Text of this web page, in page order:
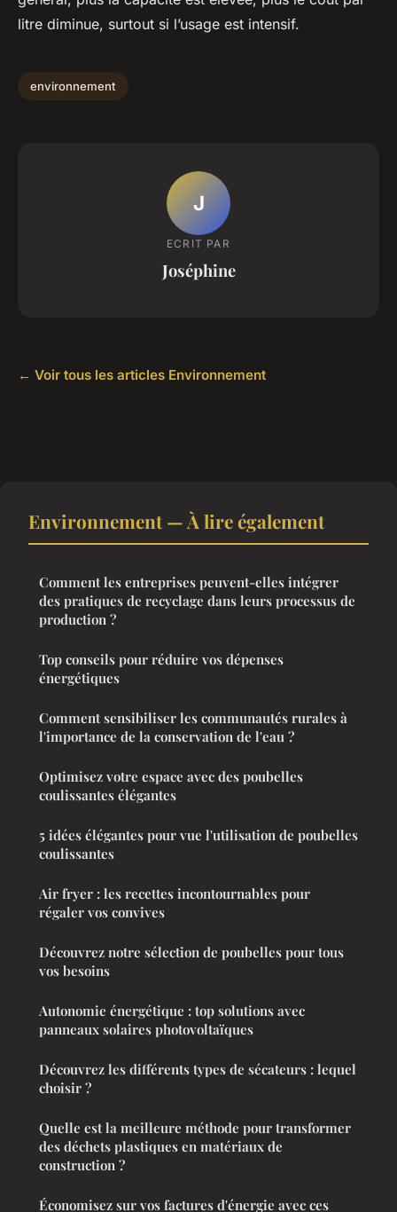
litre diminue, surtout si l’usage est intensif.
environnement
J
ECRIT PAR
Joséphine
← Voir tous les articles Environnement
Environnement — À lire également
Comment les entreprises peuvent-elles intégrer
des pratiques de recyclage dans leurs processus de
production ?
Top conseils pour réduire vos dépenses
énergétiques
Comment sensibiliser les communautés rurales à
l'importance de la conservation de l'eau ?
Optimisez votre espace avec des poubelles
coulissantes élégantes
5 idées élégantes pour vue l'utilisation de poubelles
coulissantes
Air fryer : les recettes incontournables pour
régaler vos convives
Découvrez notre sélection de poubelles pour tous
vos besoins
Autonomie énergétique : top solutions avec
panneaux solaires photovoltaïques
Découvrez les différents types de sécateurs : lequel
choisir ?
Quelle est la meilleure méthode pour transformer
des déchets plastiques en matériaux de
construction ?
Économisez sur vos factures d'énergie avec ces